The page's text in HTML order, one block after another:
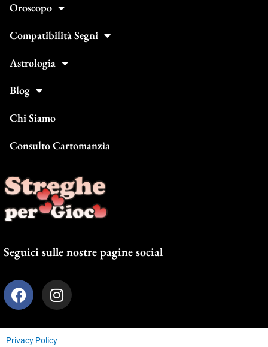
Oroscopo
Compatibilità Segni
Astrologia
Blog
Chi Siamo
Consulto Cartomanzia
Seguici sulle nostre pagine social
F
a
e
I
n
t
Privacy Policy